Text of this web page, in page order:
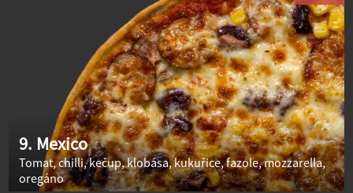
9. Mexico
Tomat, chilli, kečup, klobása, kukuřice, fazole, mozzarella,
oregáno